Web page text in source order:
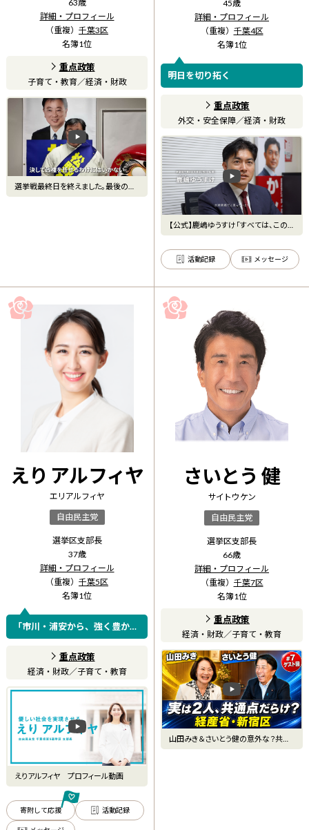
63歳
詳細・プロフィール
（重複） 千葉3区
名簿1位
重点政策
子育て・教育／経済・財政
選挙戦最終日を終えました。最後のお
訴えです。#衆議院選挙 #
45歳
詳細・プロフィール
（重複） 千葉4区
名簿1位
明日を切り拓く
重点政策
外交・安全保障／経済・財政
【公式】鹿嶋ゆうすけ「すべては、この
街の明日を切り開くために
活動記録 メッセージ
えり アルフィヤ
エリ アルフィヤ
自由民主党
選挙区支部長
37歳
詳細・プロフィール
（重複） 千葉5区
名簿1位
「市川・浦安から、強く豊かな
日本へ。」
重点政策
経済・財政／子育て・教育
えりアルフィヤ プロフィール動画
寄附して応援 活動記録
さいとう 健
サイトウ ケン
自由民主党
選挙区支部長
66歳
詳細・プロフィール
（重複） 千葉7区
名簿1位
重点政策
経済・財政／子育て・教育
山田みき＆さいとう健の意外な？共通
点